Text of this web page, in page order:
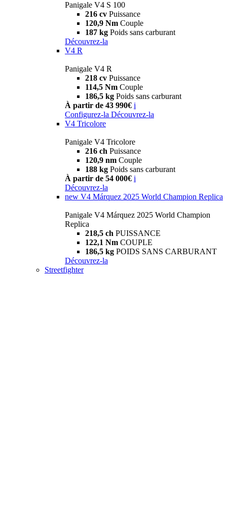
Panigale V4 S 100
216 cv Puissance
120,9 Nm Couple
187 kg Poids sans carburant
Découvrez-la
V4 R
Panigale V4 R
218 cv Puissance
114,5 Nm Couple
186,5 kg Poids sans carburant
À partir de 43 990€ i
Configurez-la Découvrez-la
V4 Tricolore
Panigale V4 Tricolore
216 ch Puissance
120,9 nm Couple
188 kg Poids sans carburant
À partir de 54 000€ i
Découvrez-la
new V4 Márquez 2025 World Champion Replica
Panigale V4 Márquez 2025 World Champion
Replica
218,5 ch PUISSANCE
122,1 Nm COUPLE
186,5 kg POIDS SANS CARBURANT
Découvrez-la
Streetfighter